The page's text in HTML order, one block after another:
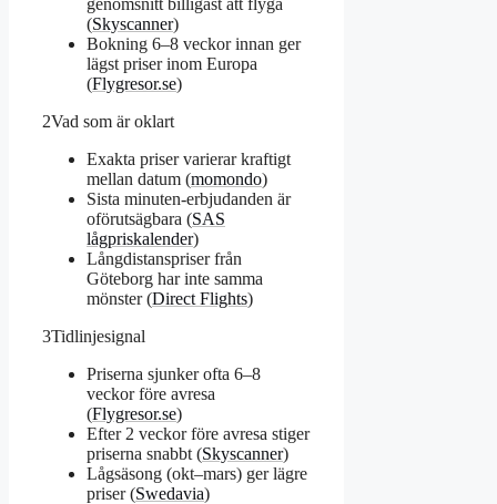
genomsnitt billigast att flyga
(Skyscanner)
Bokning 6–8 veckor innan ger
lägst priser inom Europa
(Flygresor.se)
2Vad som är oklart
Exakta priser varierar kraftigt
mellan datum (momondo)
Sista minuten-erbjudanden är
oförutsägbara (SAS
lågpriskalender)
Långdistanspriser från
Göteborg har inte samma
mönster (Direct Flights)
3Tidlinjesignal
Priserna sjunker ofta 6–8
veckor före avresa
(Flygresor.se)
Efter 2 veckor före avresa stiger
priserna snabbt (Skyscanner)
Lågsäsong (okt–mars) ger lägre
priser (Swedavia)